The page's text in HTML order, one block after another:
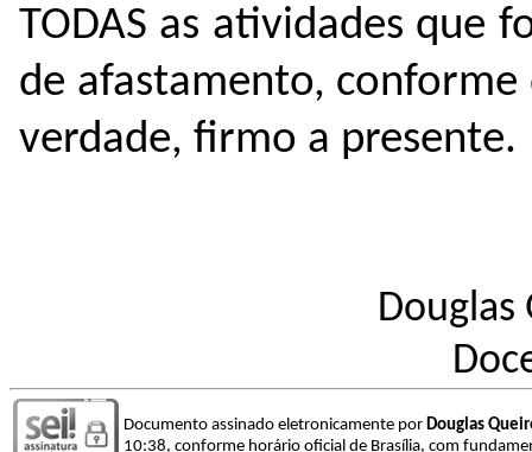
TODAS as atividades que
de afastamento,
verdade, firmo a presente.
Douglas
Documento assinado eletronicamente por Douglas
10:38, conforme horário oficial de Brasília, com